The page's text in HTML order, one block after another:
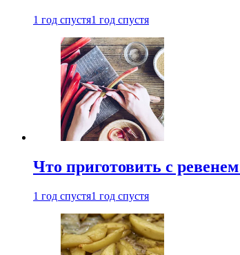
1 год спустя1 год спустя
Что приготовить с
1 год спустя1 год спустя